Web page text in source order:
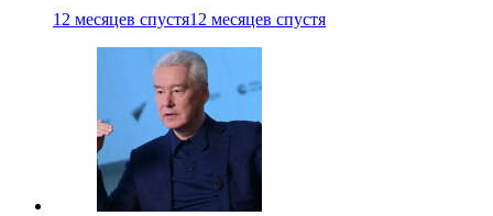
12 месяцев спустя12 месяцев спустя